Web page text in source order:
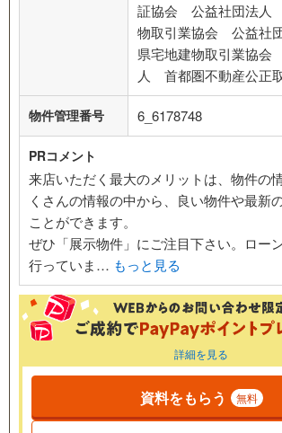
証協会 公益社団法人
物取引業協会 公益社
県宅地建物取引業協
人 首都圏不動産公正
物件管理番号 6_6178748
PRコメント
来店いただく最大のメリットは、物件の
くさんの情報の中から、良い物件や最新
ことができます。
ぜひ「展示物件」にご注目下さい。ロー
行っていま… もっと見る
詳細を見る
資料をもらう 無料